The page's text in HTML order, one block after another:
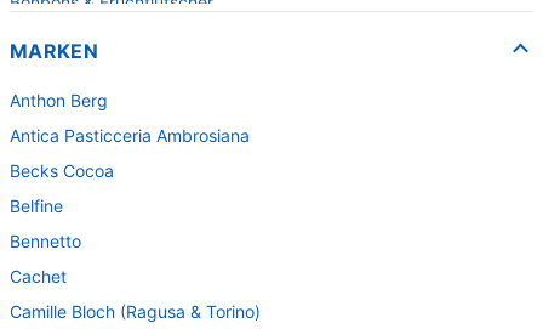
Fudge & Karamell
Gebäck & Waffeln
Herzen und Kleinigkeiten
Kartoffelchips
Lakritzspezialitäten
Pralinen & Spezialitäten für die Theke
Pralinenpackungen
MARKEN
Anthon Berg
Antica Pasticceria Ambrosiana
Becks Cocoa
Belfine
Bennetto
Cachet
Camille Bloch (Ragusa & Torino)